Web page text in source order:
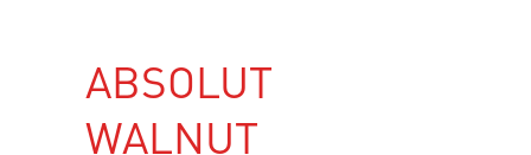
ABSOLUT
WALNUT